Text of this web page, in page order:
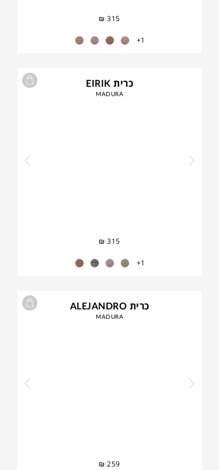
₪ 315
1+
כרית EIRIK
MADURA
₪ 315
1+
כרית ALEJANDRO
MADURA
₪ 259